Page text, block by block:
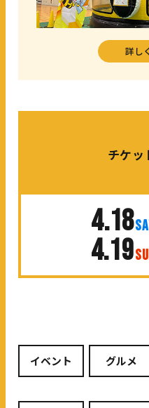
詳し
チケッ
4.18
4.19
イベント グルメ